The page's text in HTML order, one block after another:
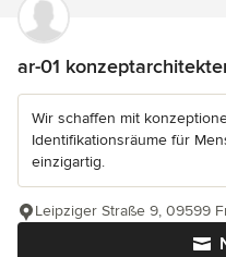
ar-01
Wir schaffen mit
Identifikationsräume für
einzigartig.
Leipziger Straße 9, 09599